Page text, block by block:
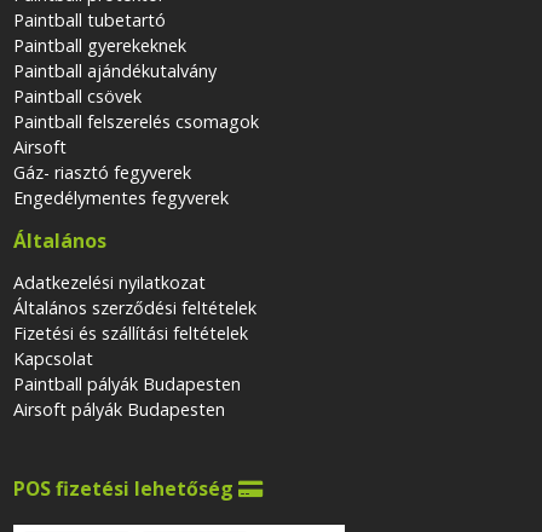
Paintball tubetartó
Paintball gyerekeknek
Paintball ajándékutalvány
Paintball csövek
Paintball felszerelés csomagok
Airsoft
Gáz- riasztó fegyverek
Engedélymentes fegyverek
Általános
Adatkezelési nyilatkozat
Általános szerződési feltételek
Fizetési és szállítási feltételek
Kapcsolat
Paintball pályák Budapesten
Airsoft pályák Budapesten
POS fizetési lehetőség 